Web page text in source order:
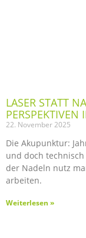
LASER STATT
22. November 2025
Die Akupunktur:
und doch
der Nadeln nutz
arbeiten.
Weiterlesen »